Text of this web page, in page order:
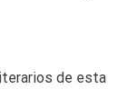
de esta